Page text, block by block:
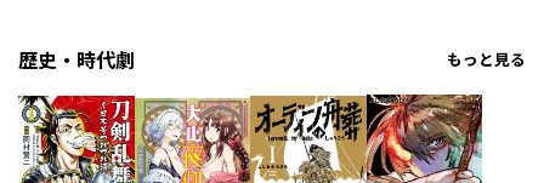
歴史・時代劇 もっと見る